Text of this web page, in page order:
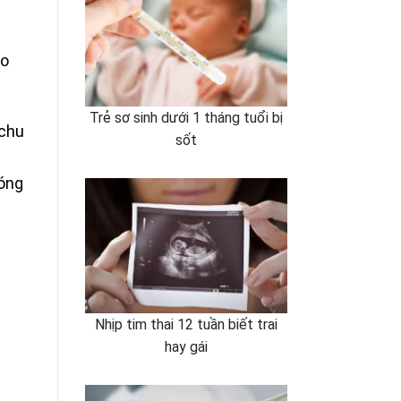
Trẻ sơ sinh dưới 1 tháng tuổi bị
sốt
Nhịp tim thai 12 tuần biết trai
hay gái